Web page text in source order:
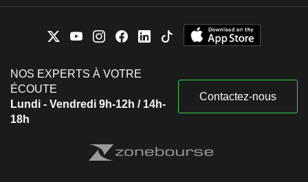
NOS EXPERTS À VOTRE
ÉCOUTE
Lundi - Vendredi 9h-12h / 14h-
18h
Contactez-nous